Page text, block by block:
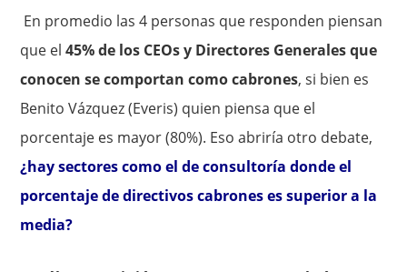
En promedio las 4 personas que responden piensan
que el45% de los CEOs y Directores Generales que
conocen se comportan como cabrones, si bien es
Benito Vázquez (Everis) quien piensa que el
porcentaje es mayor (80%). Eso abriría otro debate,
¿hay sectores como el de consultoría donde el
porcentaje de directivos cabrones es superior a la
media?